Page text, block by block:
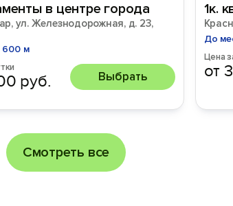
в центре города
ул. Железнодорожная, д. 23,
600 м
руб. Выбрать
1к.
До
Цена
от
Смотреть все